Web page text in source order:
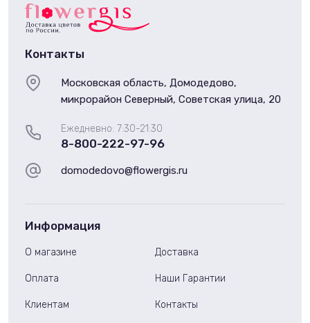
Контакты
Ежедневно: 7:30-21:30
8-800-222-97-96
Московская область, Домодедово,
микрорайон Северный, Советская улица, 20
domodedovo@flowergis.ru
Информация
О магазине Доставка
Оплата Наши Гарантии
Клиентам Контакты